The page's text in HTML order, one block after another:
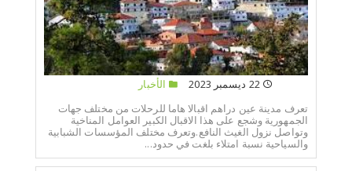
22 ديسمبر 2023
الأخبار
تعرف مدينة عين دراهم اقبالا هاما للرحلات من مختلف جهات
الجمهورية وشجع على هذا الاقبال الكبير العوامل المناخية
وتواصل نزول الغيث النافع.وتعرف مختلف المؤسسات الشبابية
والسياحية نسبة امتلاء بلغت في حدود...